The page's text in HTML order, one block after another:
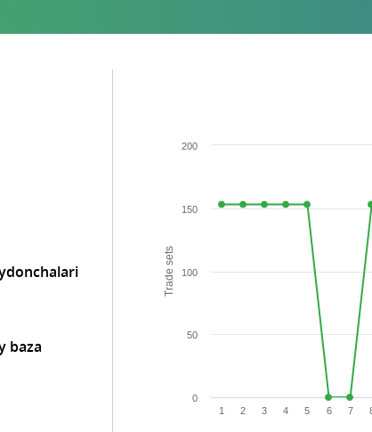
baza
Trade sets
1 2 3 4 5 6 7
0
50
100
150
200